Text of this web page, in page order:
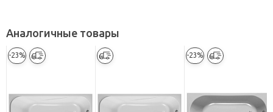
Аналогичные товары
-23% -23%